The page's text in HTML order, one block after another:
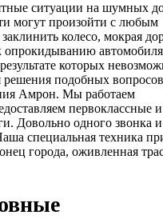
ситуации на шумных
могут произойти с любым
колесо, мокрая
опрокидыванию
которых
решения подобных
Амрон. Мы работаем
первоклассные и
Довольно одного звонка
специальная техника
города, оживленная